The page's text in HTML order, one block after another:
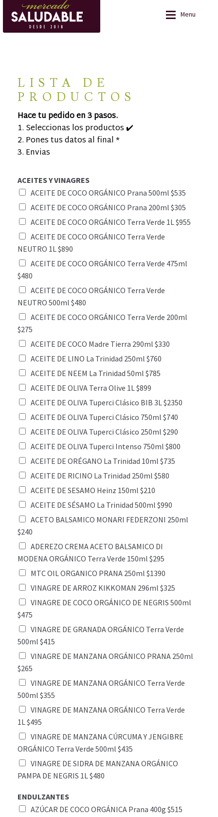
al
contenido
Menu
Fotos
Contacto
Fotos
Contacto
PRODUCTOS
LISTA DE
PRODUCTOS
Hace tu pedido en 3 pasos.
1. Seleccionas los productos ✔️
2. Pones tus datos al final *
3. Envias
ACEITES Y VINAGRES
ACEITE DE COCO ORGÁNICO Prana 500ml $535
ACEITE DE COCO ORGÁNICO Prana 200ml $305
ACEITE DE COCO ORGÁNICO Terra Verde 1L $955
ACEITE DE COCO ORGÁNICO Terra Verde
NEUTRO 1L $890
ACEITE DE COCO ORGÁNICO Terra Verde 475ml
$480
ACEITE DE COCO ORGÁNICO Terra Verde
NEUTRO 500ml $480
ACEITE DE COCO ORGÁNICO Terra Verde 200ml
$275
ACEITE DE COCO Madre Tierra 290ml $330
ACEITE DE LINO La Trinidad 250ml $760
ACEITE DE NEEM La Trinidad 50ml $785
ACEITE DE OLIVA Terra Olive 1L $899
ACEITE DE OLIVA Tuperci Clásico BIB 3L $2350
ACEITE DE OLIVA Tuperci Clásico 750ml $740
ACEITE DE OLIVA Tuperci Clásico 250ml $290
ACEITE DE OLIVA Tuperci Intenso 750ml $800
ACEITE DE ORÉGANO La Trinidad 10ml $735
ACEITE DE RICINO La Trinidad 250ml $580
ACEITE DE SESAMO Heinz 150ml $210
ACEITE DE SÉSAMO La Trinidad 500ml $990
ACETO BALSAMICO MONARI FEDERZONI 250ml
$240
ADEREZO CREMA ACETO BALSAMICO DI
MODENA ORGÁNICO Terra Verde 150ml $295
MTC OIL ORGANICO PRANA 250ml $1390
VINAGRE DE ARROZ KIKKOMAN 296ml $325
VINAGRE DE COCO ORGÁNICO DE NEGRIS 500ml
$475
VINAGRE DE GRANADA ORGÁNICO Terra Verde
500ml $415
VINAGRE DE MANZANA ORGÁNICO PRANA 250ml
$265
VINAGRE DE MANZANA ORGÁNICO Terra Verde
500ml $355
VINAGRE DE MANZANA ORGÁNICO Terra Verde
1L $495
VINAGRE DE MANZANA CÚRCUMA Y JENGIBRE
ORGÁNICO Terra Verde 500ml $435
VINAGRE DE SIDRA DE MANZANA ORGÁNICO
PAMPA DE NEGRIS 1L $480
ENDULZANTES
AZÚCAR DE COCO ORGÁNICA Prana 400g $515